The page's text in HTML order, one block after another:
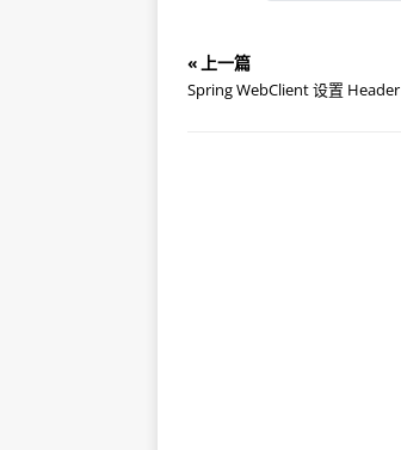
« 上一篇
Spring WebClient 设置 Header